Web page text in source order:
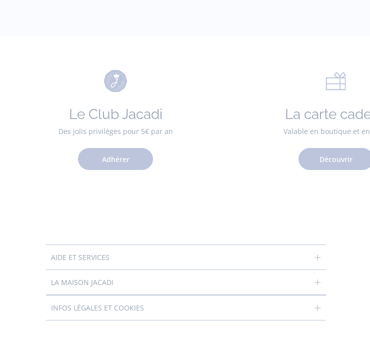
Le Club Jacadi
Des jolis privilèges pour 5€ par an
Adhérer
La carte
Valable en boutique et
Découvrir
AIDE ET SERVICES
LA MAISON JACADI
INFOS LÉGALES ET COOKIES